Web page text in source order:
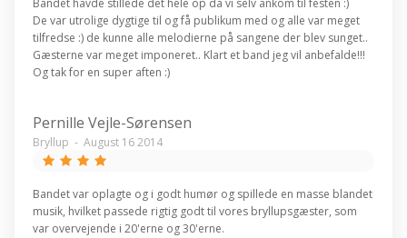
Bandet havde stillede det hele op da vi selv ankom til festen :)
De var utrolige dygtige til og få publikum med og alle var meget
tilfredse :) de kunne alle melodierne på sangene der blev sunget..
Gæsterne var meget imponeret.. Klart et band jeg vil anbefalde!!!
Og tak for en super aften :)
Pernille Vejle-Sørensen
Bryllup - August 16 2014
Bandet var oplagte og i godt humør og spillede en masse blandet
musik, hvilket passede rigtig godt til vores bryllupsgæster, som
var overvejende i 20'erne og 30'erne.